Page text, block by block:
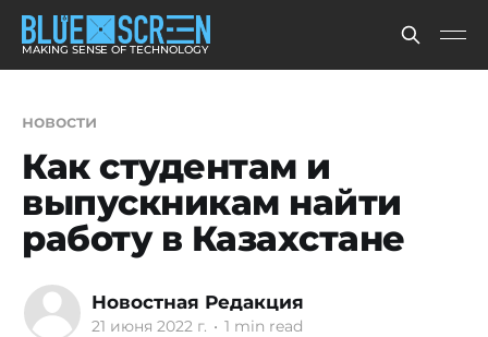
MAKING SENSE OF TECHNOLOGY
новости
Как студентам и
выпускникам найти
работу в Казахстане
Новостная Редакция
21 июня 2022 г. • 1 min read